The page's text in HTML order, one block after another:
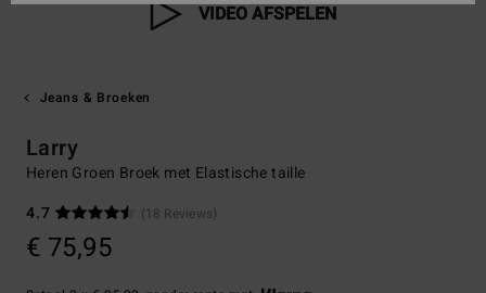
VIDEO AFSPELEN
Jeans & Broeken
Larry
Heren Groen Broek met Elastische taille
4.7
(18 Reviews)
€ 75,95